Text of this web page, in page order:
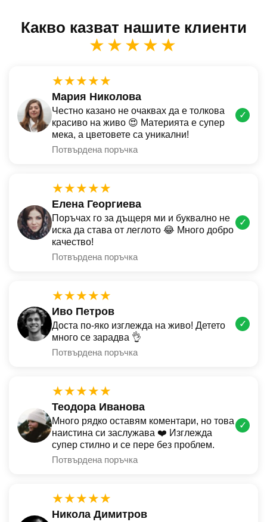
Какво казват нашите клиенти
★★★★★
★★★★★
Мария Николова
Честно казано не очаквах да е толкова
красиво на живо 😍 Материята е супер
мека, а цветовете са уникални!
Потвърдена поръчка
✓
★★★★★
Елена Георгиева
Поръчах го за дъщеря ми и буквално не
иска да става от леглото 😂 Много добро
качество!
Потвърдена поръчка
✓
★★★★★
Иво Петров
Доста по-яко изглежда на живо! Детето
много се зарадва 👌
Потвърдена поръчка
✓
★★★★★
Теодора Иванова
Много рядко оставям коментари, но това
наистина си заслужава ❤️ Изглежда
супер стилно и се пере без проблем.
Потвърдена поръчка
✓
★★★★★
Никола Димитров